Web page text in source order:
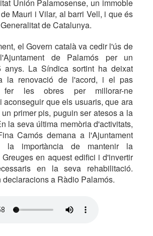
Unión Palamosense, un immoble
Mauri i Vilar, al barri Vell, i que és
de Catalunya.
el Govern català va cedir l'ús de
de Palamós per un
anys. La Síndica sortint ha deixat
la renovació de l'acord, i el pas
les obres per millorar-ne
aconseguir que els usuaris, que ara
primer pis, puguin ser atesos a la
la seva última memòria d'activitats,
Camós demana a l'Ajuntament
la importància de mantenir la
en aquest edifici i d'invertir
en la seva rehabilitació.
declaracions a Ràdio Palamós.